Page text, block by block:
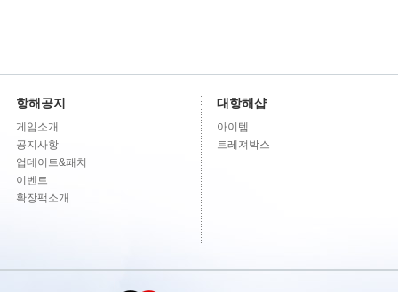
항해공지
게임소개
공지사항
업데이트&패치
이벤트
확장팩소개
대항해샵
아이템
트레져박스